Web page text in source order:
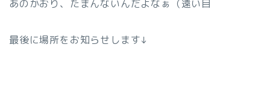
あのかおり、たまんないんだよなぁ（遠い目
最後に場所をお知らせします↓